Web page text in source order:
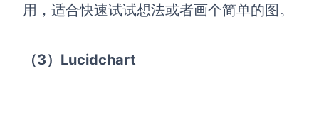
用，适合快速试试想法或者画个简单的图。
（3）Lucidchart